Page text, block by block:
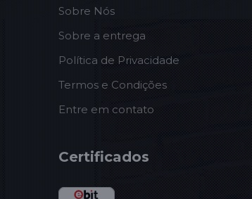
Sobre Nós
Sobre a entrega
Política de Privacidade
Termos e Condições
Entre em contato
Certificados